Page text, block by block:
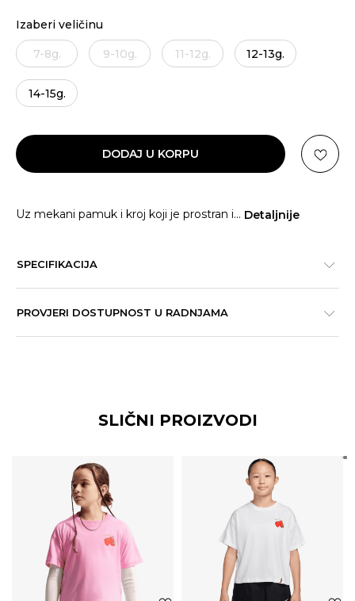
Izaberi veličinu
7-8g. 9-10g. 11-12g. 12-13g.
14-15g.
DODAJ U KORPU
Uz mekani pamuk i kroj koji je prostran i... Detaljnije
SPECIFIKACIJA
PROVJERI DOSTUPNOST U RADNJAMA
SLIČNI PROIZVODI